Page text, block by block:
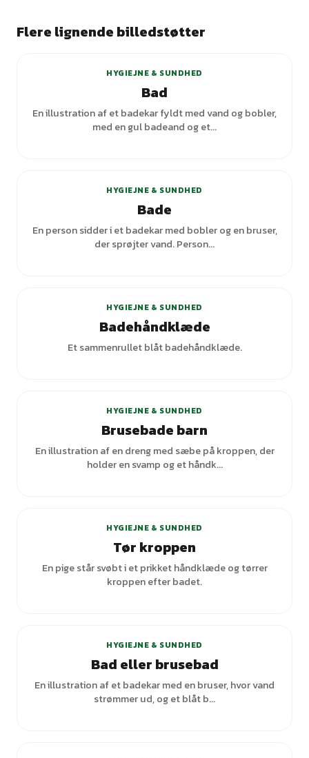
Flere lignende billedstøtter
HYGIEJNE & SUNDHED
Bad
En illustration af et badekar fyldt med vand og bobler,
med en gul badeand og et...
HYGIEJNE & SUNDHED
Bade
En person sidder i et badekar med bobler og en bruser,
der sprøjter vand. Person...
HYGIEJNE & SUNDHED
Badehåndklæde
Et sammenrullet blåt badehåndklæde.
HYGIEJNE & SUNDHED
Brusebade barn
En illustration af en dreng med sæbe på kroppen, der
holder en svamp og et håndk...
HYGIEJNE & SUNDHED
Tør kroppen
En pige står svøbt i et prikket håndklæde og tørrer
kroppen efter badet.
HYGIEJNE & SUNDHED
Bad eller brusebad
En illustration af et badekar med en bruser, hvor vand
strømmer ud, og et blåt b...